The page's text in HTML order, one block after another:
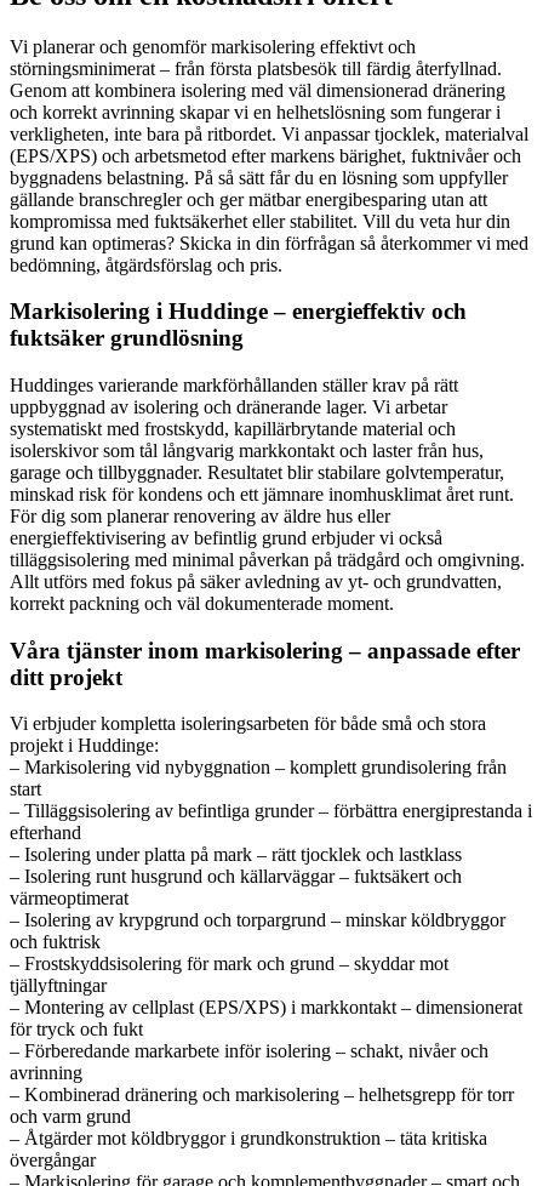
Vi planerar och genomför markisolering effektivt och
störningsminimerat – från första platsbesök till färdig återfyllnad.
Genom att kombinera isolering med väl dimensionerad dränering
och korrekt avrinning skapar vi en helhetslösning som fungerar i
verkligheten, inte bara på ritbordet. Vi anpassar tjocklek, materialval
(EPS/XPS) och arbetsmetod efter markens bärighet, fuktnivåer och
byggnadens belastning. På så sätt får du en lösning som uppfyller
gällande branschregler och ger mätbar energibesparing utan att
kompromissa med fuktsäkerhet eller stabilitet. Vill du veta hur din
grund kan optimeras? Skicka in din förfrågan så återkommer vi med
bedömning, åtgärdsförslag och pris.
Markisolering i Huddinge – energieffektiv och
fuktsäker grundlösning
Huddinges varierande markförhållanden ställer krav på rätt
uppbyggnad av isolering och dränerande lager. Vi arbetar
systematiskt med frostskydd, kapillärbrytande material och
isolerskivor som tål långvarig markkontakt och laster från hus,
garage och tillbyggnader. Resultatet blir stabilare golvtemperatur,
minskad risk för kondens och ett jämnare inomhusklimat året runt.
För dig som planerar renovering av äldre hus eller
energieffektivisering av befintlig grund erbjuder vi också
tilläggsisolering med minimal påverkan på trädgård och omgivning.
Allt utförs med fokus på säker avledning av yt- och grundvatten,
korrekt packning och väl dokumenterade moment.
Våra tjänster inom markisolering – anpassade efter
ditt projekt
Vi erbjuder kompletta isoleringsarbeten för både små och stora
projekt i Huddinge:
– Markisolering vid nybyggnation – komplett grundisolering från
start
– Tilläggsisolering av befintliga grunder – förbättra energiprestanda i
efterhand
– Isolering under platta på mark – rätt tjocklek och lastklass
– Isolering runt husgrund och källarväggar – fuktsäkert och
värmeoptimerat
– Isolering av krypgrund och torpargrund – minskar köldbryggor
och fuktrisk
– Frostskyddsisolering för mark och grund – skyddar mot
tjällyftningar
– Montering av cellplast (EPS/XPS) i markkontakt – dimensionerat
för tryck och fukt
– Förberedande markarbete inför isolering – schakt, nivåer och
avrinning
– Kombinerad dränering och markisolering – helhetsgrepp för torr
och varm grund
– Åtgärder mot köldbryggor i grundkonstruktion – täta kritiska
övergångar